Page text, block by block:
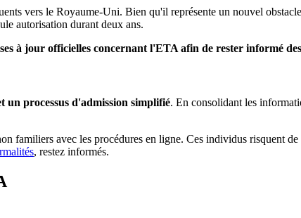
vers le Royaume-Uni. Bien qu'il représente un nouvel
autorisation durant deux ans.
à jour officielles concernant l'ETA afin de rester informé
un processus d'admission simplifié. En consolidant les
avec les procédures en ligne. Ces individus risquent de
, restez informés.